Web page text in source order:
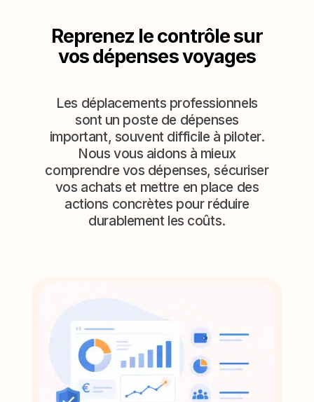
Reprenez le contrôle sur
vos dépenses voyages
Les déplacements professionnels
sont un poste de dépenses
important, souvent difficile à piloter.
Nous vous aidons à mieux
comprendre vos dépenses, sécuriser
vos achats et mettre en place des
actions concrètes pour réduire
durablement les coûts.